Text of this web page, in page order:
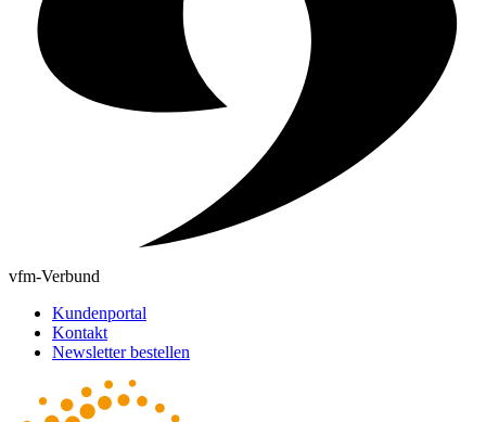
vfm-Verbund
Kundenportal
Kontakt
Newsletter bestellen